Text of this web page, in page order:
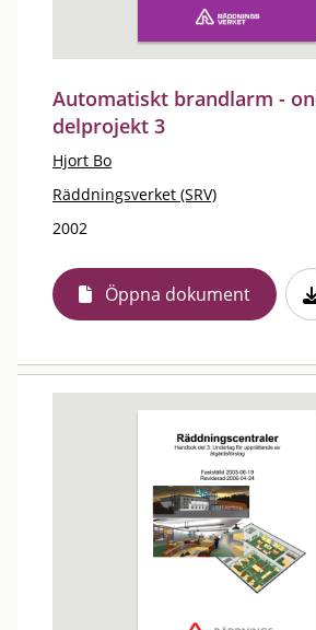
Automatiskt brandlarm -
delprojekt 3
Hjort Bo
Räddningsverket (SRV)
2002
Öppna dokument